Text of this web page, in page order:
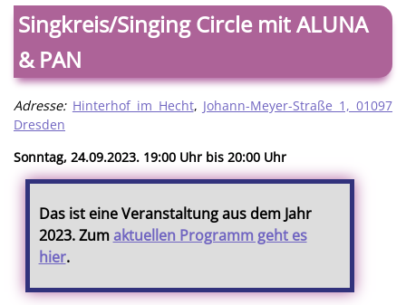
Singkreis/Singing Circle mit ALUNA
& PAN
Adresse: Hinterhof im Hecht, Johann-Meyer-Straße 1, 01097
Dresden
Sonntag, 24.09.2023. 19:00 Uhr bis 20:00 Uhr
Das ist eine Veranstaltung aus dem Jahr
2023. Zumaktuellen Programm geht es
hier.